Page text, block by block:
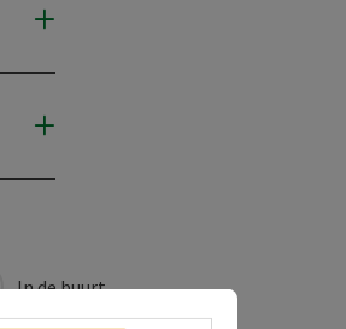
In de buurt